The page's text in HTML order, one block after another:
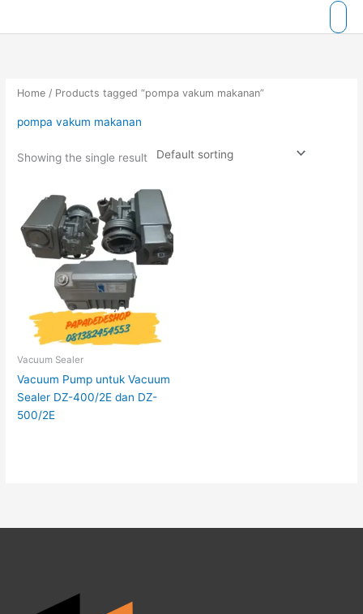
Home / Products tagged “pompa vakum makanan”
pompa vakum makanan
Showing the single result
Vacuum Sealer
Vacuum Pump untuk Vacuum
Sealer DZ-400/2E dan DZ-
500/2E